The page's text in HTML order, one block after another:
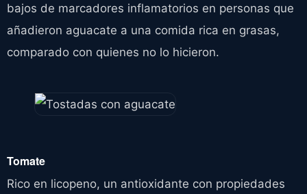
bajos de marcadores inflamatorios en personas que
añadieron aguacate a una comida rica en grasas,
comparado con quienes no lo hicieron.
Tomate
Rico en licopeno, un antioxidante con propiedades